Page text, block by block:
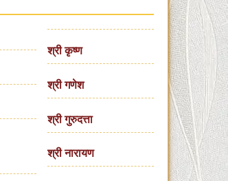
श्री कृष्ण
श्री गणेश
श्री गुरुदत्ता
श्री नारायण